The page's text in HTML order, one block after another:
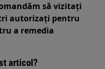
să vizitați
autorizați pentru
a remedia
articol?